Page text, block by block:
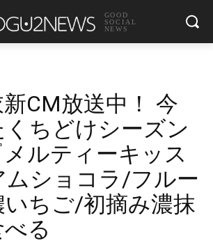
GOOD
SOCIAL
NEWS
CM放送中！ 今
ちどけシーズン
ルティーキッス
ムショコラ/フルー
いちご/初摘み濃抹
る